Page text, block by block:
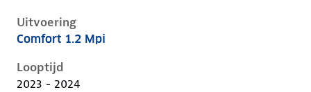
Uitvoering
Hyundai I20 iii-1e-facelift, 1.2 mpi, 62 kW, Benzine, 5
Comfort 1.2 Mpi
Looptijd
2023 - 2024